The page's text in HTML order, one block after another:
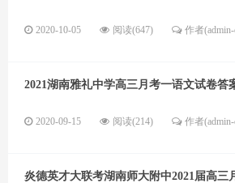
2020-10-05 阅读(647) 作者
2021湖南雅礼中学高三月考一语文试卷答
2020-09-15 阅读(214) 作者
炎德英才大联考湖南师大附中2021届高三